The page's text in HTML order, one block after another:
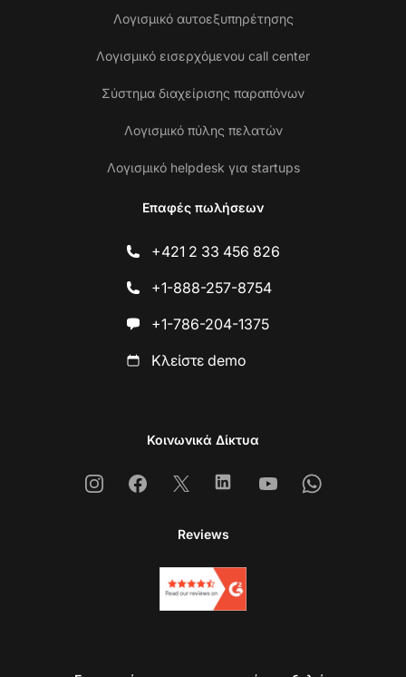
Λογισμικό αυτοεξυπηρέτησης
Λογισμικό εισερχόμενου call center
Σύστημα διαχείρισης παραπόνων
Λογισμικό πύλης πελατών
Λογισμικό helpdesk για startups
Επαφές πωλήσεων
+421 2 33 456 826
+1-888-257-8754
+1-786-204-1375
Κλείστε demo
Κοινωνικά Δίκτυα
InstagramFacebook
X LinkedinYoutubeWhatsapp
Reviews